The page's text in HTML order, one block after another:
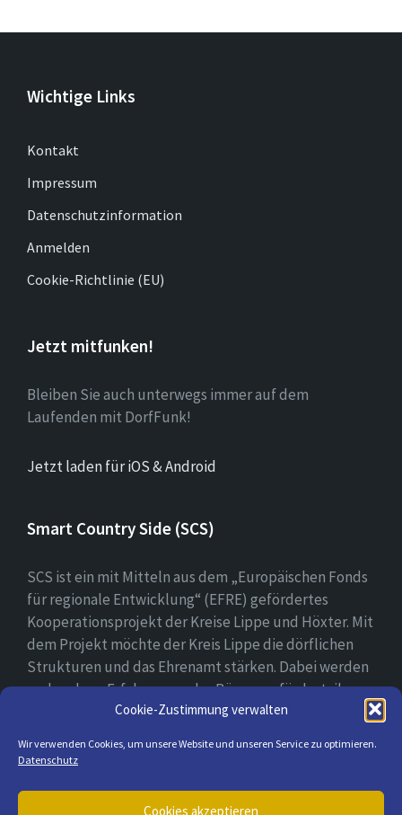
Cookie-Zustimmung verwalten
Wir verwenden Cookies, um unsere Website und unseren Service zu optimieren.
Datenschutz
Cookies akzeptieren
Wichtige Links
Kontakt
Impressum
Datenschutzinformation
Anmelden
Cookie-Richtlinie (EU)
Jetzt mitfunken!
Bleiben Sie auch unterwegs immer auf dem
Laufenden mit DorfFunk!
Jetzt laden für iOS & Android
Smart Country Side (SCS)
SCS ist ein mit Mitteln aus dem „Europäischen Fonds
für regionale Entwicklung“ (EFRE) gefördertes
Kooperationsprojekt der Kreise Lippe und Höxter. Mit
dem Projekt möchte der Kreis Lippe die dörflichen
Strukturen und das Ehrenamt stärken. Dabei werden
vorhandene Erfahrungen der Bürger gefördert, ihre
digitale Kompetenz gestärkt und bei der Erprobung